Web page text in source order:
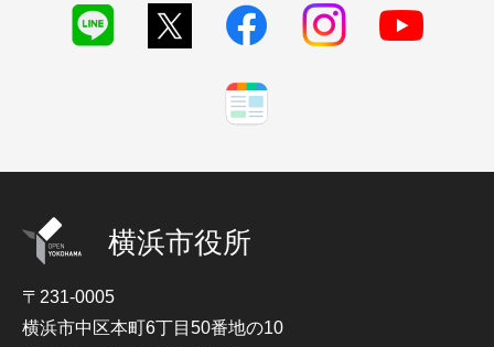
横浜市役所
〒231-0005
横浜市中区本町6丁目50番地の10